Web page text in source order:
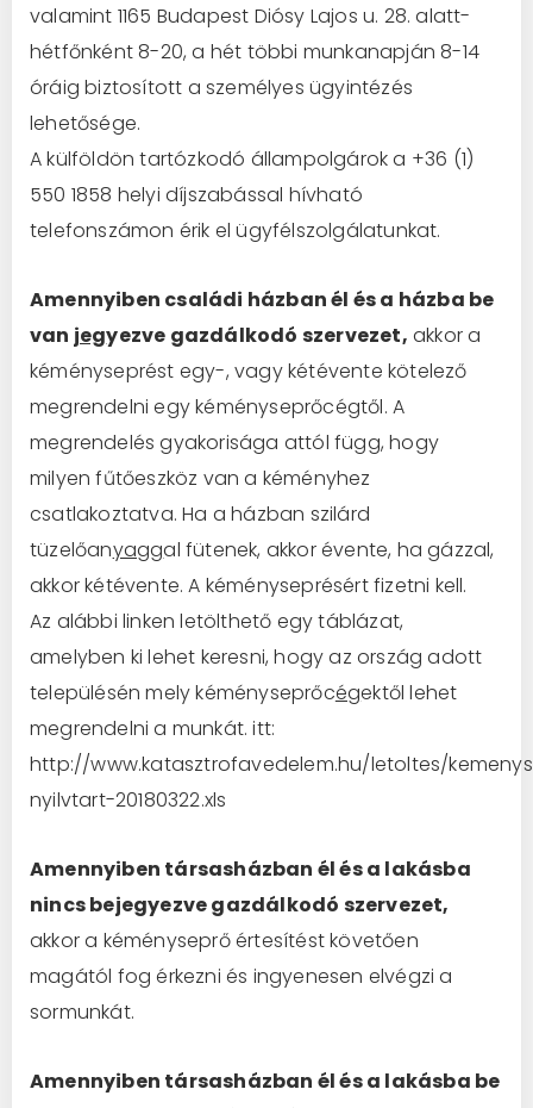
valamint 1165 Budapest Diósy Lajos u. 28. alatt-
hétfőnként 8-20, a hét többi munkanapján 8-14
óráig biztosított a személyes ügyintézés
lehetősége.
A külföldön tartózkodó állampolgárok a +36 (1)
550 1858 helyi díjszabással hívható
telefonszámon érik el ügyfélszolgálatunkat.
Amennyiben családi házban él és a házba be
van jegyezve gazdálkodó szervezet, akkor a
kéményseprést egy-, vagy kétévente kötelező
megrendelni egy kéményseprőcégtől. A
megrendelésgyakorisága attól függ, hogy
milyen fűtőeszköz van a kéményhez
csatlakoztatva. Ha a házban szilárd
tüzelőanyaggal fütenek, akkor évente, ha gázzal,
akkor kétévente. A kéményseprésért fizetni kell.
Az alábbi linken letölthető egy táblázat,
amelyben ki lehet keresni, hogy az ország adott
településén mely kéményseprőcégektől lehet
megrendelni a munkát. itt:
http://www.katasztrofavedelem.hu/letoltes/
nyilvtart-20180322.xls
Amennyiben társasházban él és a lakásba
nincs bejegyezve gazdálkodó szervezet,
akkor a kéményseprő értesítést követően
magától fog érkezni és ingyenesen elvégzi a
sormunkát.
Amennyiben társasházban él és a lakásba be